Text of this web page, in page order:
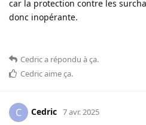
car la protection contre les
donc inopérante.
Cedrica répondu à ça.
Cedricaime ça.
C Cedric 7 avr. 2025